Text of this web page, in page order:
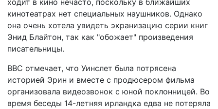
ходит в кино нечасто, поскольку в ближайших
кинотеатрах нет специальных наушников. Однако
она очень хотела увидеть экранизацию серии книг
Энид Блайтон, так как "обожает" произведения
писательницы.
ВВС отмечает, что Уинслет была потрясена
историей Эрин и вместе с продюсером фильма
организовала видеозвонок с юной поклонницей. Во
время беседы 14-летняя ирландка едва не потеряла